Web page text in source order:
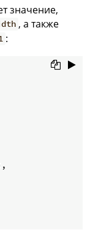
значение,
, а также
: